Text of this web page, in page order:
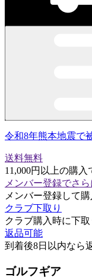
令和8年熊本地震で
送料無料
11,000円以上の購入
メンバー登録でさ
メンバー登録して
クラブ下取り
クラブ購入時に下
返品可能
到着後8日以内なら
ゴルフギア